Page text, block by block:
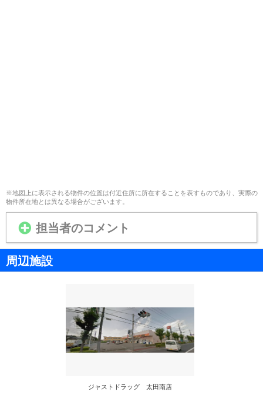
※地図上に表示される物件の位置は付近住所に所在することを表すものであり、実際の
物件所在地とは異なる場合がございます。
担当者のコメント
周辺施設
ジャストドラッグ 太田南店